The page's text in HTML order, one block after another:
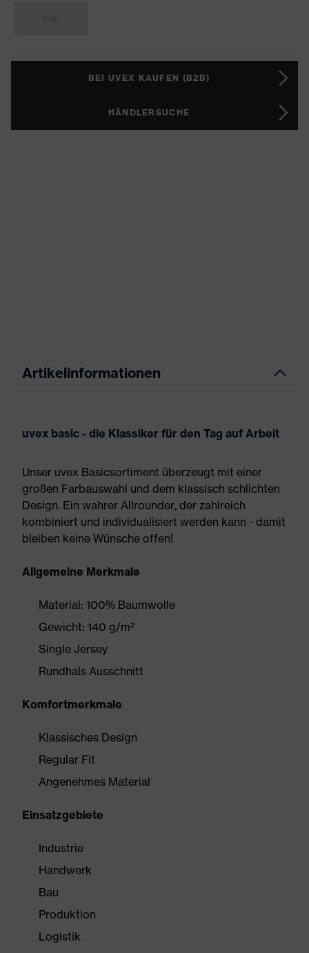
BEI UVEX KAUFEN (B2B)
HÄNDLERSUCHE
Artikelinformationen
uvex basic - die Klassiker für den Tag auf Arbeit
Unser uvex Basicsortiment überzeugt mit einer
großen Farbauswahl und dem klassisch schlichten
Design. Ein wahrer Allrounder, der zahlreich
kombiniert und individualisiert werden kann - damit
bleiben keine Wünsche offen!
Allgemeine Merkmale
Material: 100% Baumwolle
Gewicht: 140 g/m²
Single Jersey
Rundhals Ausschnitt
Komfortmerkmale
Klassisches Design
Regular Fit
Angenehmes Material
Einsatzgebiete
Industrie
Handwerk
Bau
Produktion
Logistik